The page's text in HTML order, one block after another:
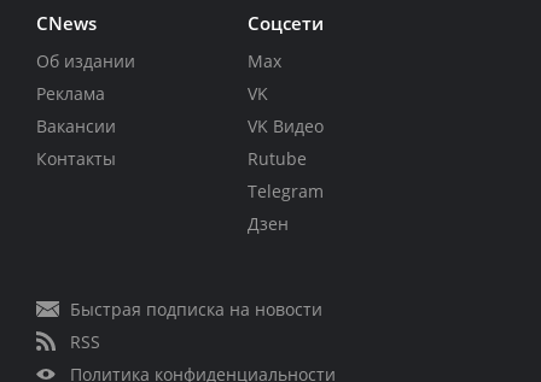
CNews
Об издании
Реклама
Вакансии
Контакты
Соцсети
Max
VK
VK Видео
Rutube
Telegram
Дзен
Быстрая подписка на новости
RSS
Политика конфиденциальности